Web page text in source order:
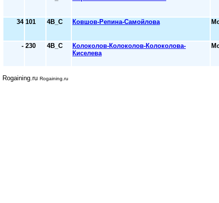
34 101 4В_С Ковшов-Репина-Самойлова
- 230 4В_С
Колоколов-Колоколов-Колоколова-
Киселева
Rogaining.ru Rogaining.ru